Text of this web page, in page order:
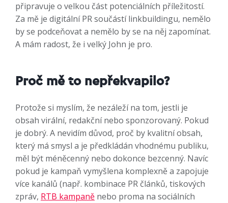
připravuje o velkou část potenciálních příležitostí.
Za mě je digitální PR součástí linkbuildingu, nemělo
by se podceňovat a nemělo by se na něj zapomínat.
A mám radost, že i velký John je pro.
Proč mě to nepřekvapilo?
Protože si myslím, že nezáleží na tom, jestli je
obsah virální, redakční nebo sponzorovaný. Pokud
je dobrý. A nevidím důvod, proč by kvalitní obsah,
který má smysl a je předkládán vhodnému publiku,
měl být méněcenný nebo dokonce bezcenný. Navíc
pokud je kampaň vymyšlena komplexně a zapojuje
více kanálů (např. kombinace PR článků, tiskových
zpráv, RTB kampaně nebo proma na sociálních